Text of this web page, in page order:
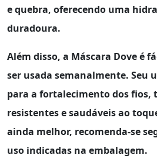
equebra, oferecendo uma
duradoura.
Além disso, a Máscara Doveé
ser usada semanalmente. Seu
para a fortalecimento dos fios,
resistentes e saudáveis ao
ainda melhor, recomenda-se
uso indicadas na embalagem.